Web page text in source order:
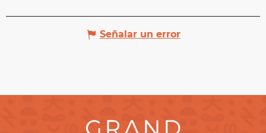
Señalar un error